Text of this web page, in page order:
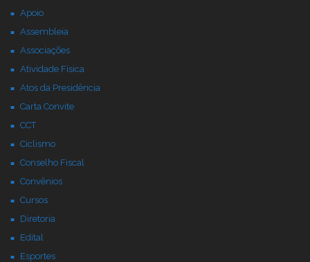
Apoio
Assembleia
Associações
Atividade Física
Atos da Presidência
Carta Convite
CCT
Ciclismo
Conselho Fiscal
Convênios
Cursos
Diretoria
Edital
Esportes